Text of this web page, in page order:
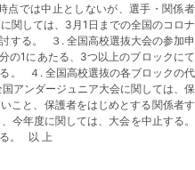
では中止としないが、選手・関係
関しては、3月1日までの全国のコロ
する。 ３. 全国高校選抜大会の参加
の1にあたる、3つ以上のブロックに
。 ４. 全国高校選抜の各ブロックの
アンダージュニア大会に関しては、
こと、保護者をはじめとする関係者
今年度に関しては、大会を中止する
。 以 上